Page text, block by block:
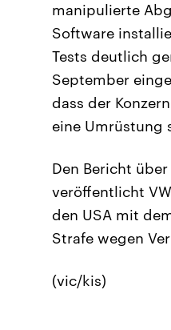
manipulierte
Software
Tests deutlich
September
dass der
eine Umrüstung
Den Bericht
veröffentlicht
den USA mit
Strafe wegen
(vic/kis)